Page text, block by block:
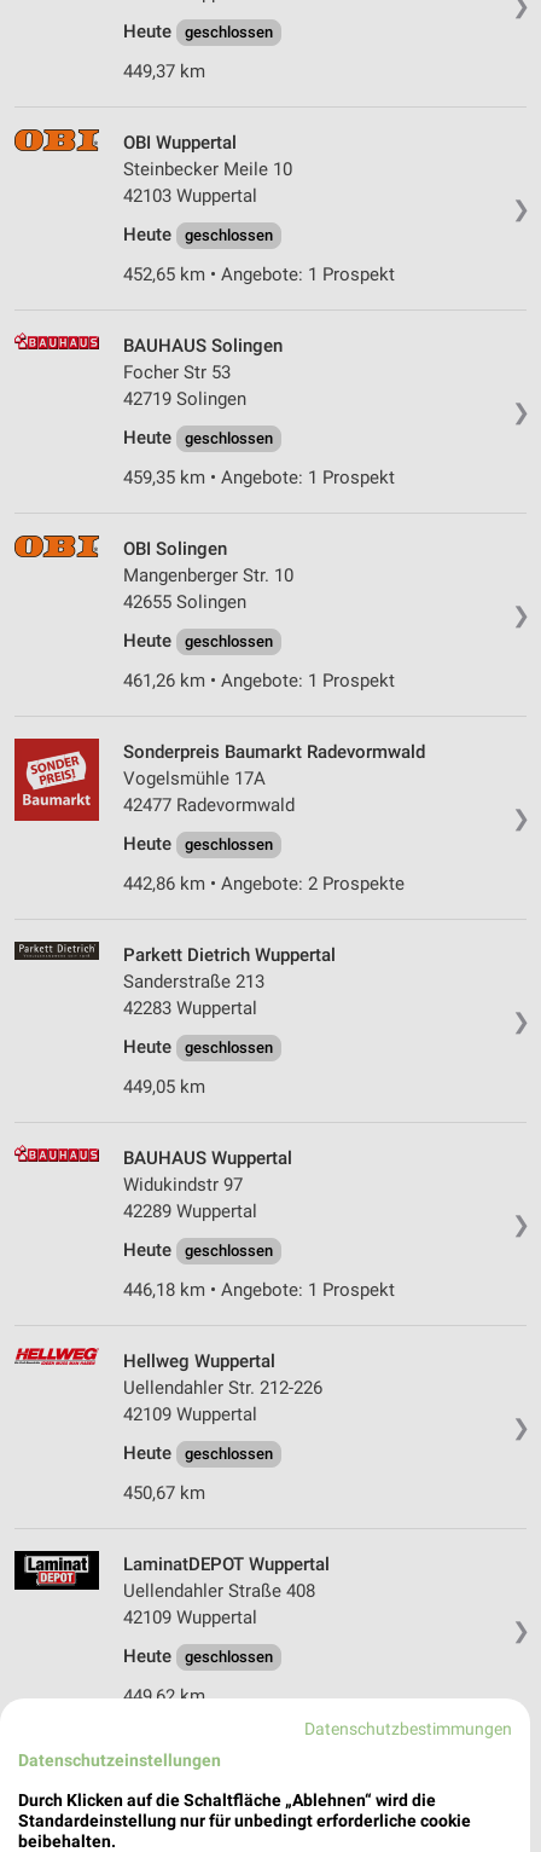
Heute
geschlossen
449,37 km
❯
OBI Wuppertal
Steinbecker Meile 10
42103 Wuppertal
Heute
geschlossen
452,65 km • Angebote: 1 Prospekt
❯
BAUHAUS Solingen
Focher Str 53
42719 Solingen
Heute
geschlossen
459,35 km • Angebote: 1 Prospekt
❯
OBI Solingen
Mangenberger Str. 10
42655 Solingen
Heute
geschlossen
461,26 km • Angebote: 1 Prospekt
❯
Sonderpreis Baumarkt Radevormwald
Vogelsmühle 17A
42477 Radevormwald
Heute
geschlossen
442,86 km • Angebote: 2 Prospekte
❯
Parkett Dietrich Wuppertal
Sanderstraße 213
42283 Wuppertal
Heute
geschlossen
449,05 km
❯
BAUHAUS Wuppertal
Widukindstr 97
42289 Wuppertal
Heute
geschlossen
446,18 km • Angebote: 1 Prospekt
❯
Hellweg Wuppertal
Uellendahler Str. 212-226
42109 Wuppertal
Heute
geschlossen
450,67 km
❯
LaminatDEPOT Wuppertal
Uellendahler Straße 408
42109 Wuppertal
Heute
geschlossen
449,62 km
HKL Center Wuppertal
Leipziger Straße 63
42109 Wuppertal
Datenschutzbestimmungen
Datenschutzeinstellungen
Durch Klicken auf die Schaltfläche „Ablehnen“ wird die
Standardeinstellung nur für unbedingt erforderliche cookie
beibehalten.